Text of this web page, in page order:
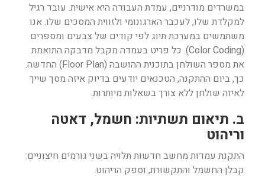
במשרדים מודרניים, עמדת העבודה היא אישית. עובד רגיל
למקלדת שלו, לעכבר הארגונומי ולזווית המסכים שלו. אנו
משתמשים במערכת תיוג לפי קודים של צבעים ומספרים
(Color Coding). כל פריט בעמדה מקבל מדבקה התואמת
את מספר השולחן בתוכנית ההושבה (Floor Plan) החדשה.
כך, ביום ההתקנה, הטכנאים יודעים בדיוק איזה מסך שייך
לאיזה שולחן ללא צורך בשאלות מיותרות.
ב. תיאום תשתיות: חשמל, דאטה
וריהוט
התקנת עמדות מחשב חדשות תלויה בשני גורמים חיצוניים:
קבלן החשמל והתקשורת, וספק הריהוט.